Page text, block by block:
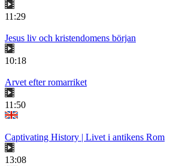
11:29
Jesus liv och kristendomens början
10:18
Arvet efter romarriket
11:50
Captivating History | Livet i antikens Rom
13:08